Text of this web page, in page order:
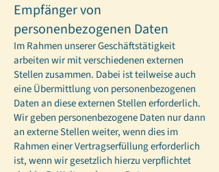
Empfänger von
personenbezogenen Daten
Im Rahmen unserer Geschäftstätigkeit
arbeiten wir mit verschiedenen externen
Stellen zusammen. Dabei ist teilweise auch
eine Übermittlung von personenbezogenen
Daten an diese externen Stellen erforderlich.
Wir geben personenbezogene Daten nur dann
an externe Stellen weiter, wenn dies im
Rahmen einer Vertragserfüllung erforderlich
ist, wenn wir gesetzlich hierzu verpflichtet